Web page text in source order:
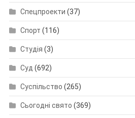
Спецпроекти (37)
Спорт (116)
Студія (3)
Суд (692)
Суспільство (265)
Сьогодні свято (369)